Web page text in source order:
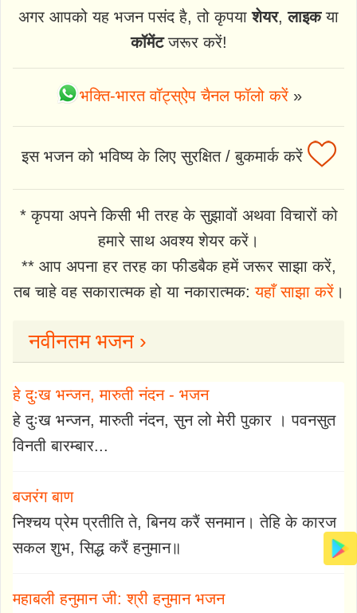
अगर आपको यह भजन पसंद है, तो कृपयाशेयर,लाइकया
कॉमेंटजरूर करें!
भक्ति-भारत वॉट्स्ऐप चैनल फॉलो करें»
इस भजन को भविष्य के लिए सुरक्षित / बुकमार्क करें
* कृपया अपने किसी भी तरह के सुझावों अथवा विचारों को
हमारे साथ अवश्य शेयर करें।
** आप अपना हर तरह का फीडबैक हमें जरूर साझा करें,
तब चाहे वह सकारात्मक हो या नकारात्मक:यहाँ साझा करें।
नवीनतम भजन ›
हे दुःख भन्जन, मारुती नंदन - भजन
हे दुःख भन्जन, मारुती नंदन, सुन लो मेरी पुकार । पवनसुत
विनती बारम्बार...
बजरंग बाण
निश्चय प्रेम प्रतीति ते, बिनय करैं सनमान। तेहि के कारज
सकल शुभ, सिद्ध करैं हनुमान॥
महाबली हनुमान जी: श्री हनुमान भजन